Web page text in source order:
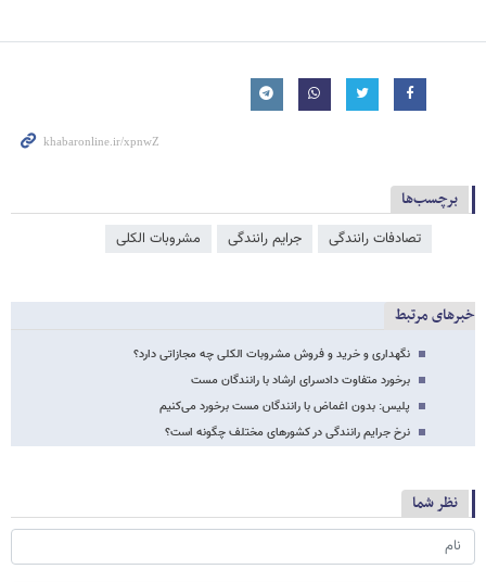
برچسب‌ها
تصادفات رانندگی جرایم رانندگی مشروبات الکلی
خبرهای مرتبط
نگهداری و خرید و فروش مشروبات الکلی چه مجازاتی دارد؟
برخورد متفاوت دادسرای ارشاد با رانندگان مست
پلیس: بدون اغماض با رانندگان مست برخورد می‌کنیم
نرخ جرایم رانندگی در کشورهای مختلف چگونه است؟
نظر شما